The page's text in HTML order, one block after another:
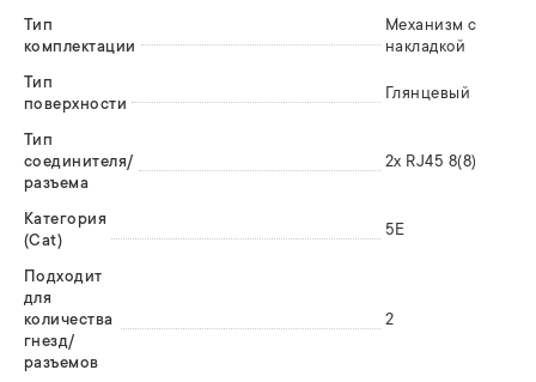
Тип
комплектации
Механизм с
накладкой
Тип
поверхности
Глянцевый
Тип
соединителя/
разъема
2x RJ45 8(8)
Категория
(Cat)
5E
Подходит
для
количества
гнезд/
разъемов
2